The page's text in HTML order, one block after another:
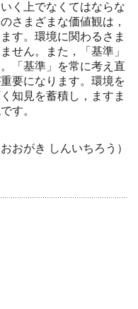
く上でなくてはならな
さまざまな価値観は，
す。環境に関わるさま
せん。また，「基準」
「基準」を常に考え直
要になります。環境を
知見を蓄積し，ますま
す。
おおがき しんいちろう）